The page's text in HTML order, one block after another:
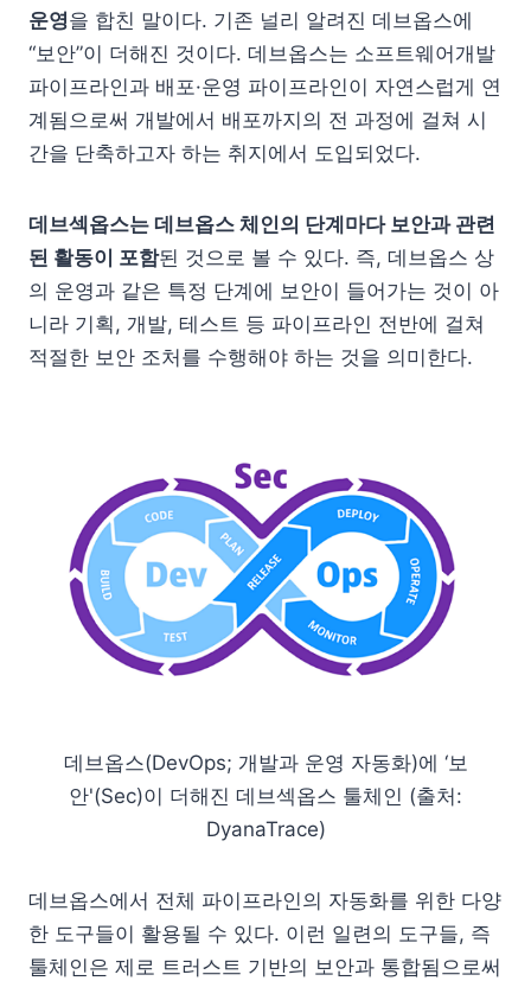
운영을 합친 말이다. 기존 널리 알려진 데브옵스에
“보안”이 더해진 것이다. 데브옵스는 소프트웨어개발
파이프라인과 배포·운영 파이프라인이 자연스럽게 연
계됨으로써 개발에서 배포까지의 전 과정에 걸쳐 시
간을 단축하고자 하는 취지에서 도입되었다.
데브섹옵스는 데브옵스 체인의 단계마다 보안과 관련
된 활동이 포함된 것으로 볼 수 있다. 즉, 데브옵스 상
의 운영과 같은 특정 단계에 보안이 들어가는 것이 아
니라 기획, 개발, 테스트 등 파이프라인 전반에 걸쳐
적절한 보안 조처를 수행해야 하는 것을 의미한다.
데브옵스(DevOps; 개발과 운영 자동화)에 ‘보
안'(Sec)이 더해진 데브섹옵스 툴체인 (출처:
DyanaTrace)
데브옵스에서 전체 파이프라인의 자동화를 위한 다양
한 도구들이 활용될 수 있다. 이런 일련의 도구들, 즉
툴체인은 제로 트러스트 기반의 보안과 통합됨으로써